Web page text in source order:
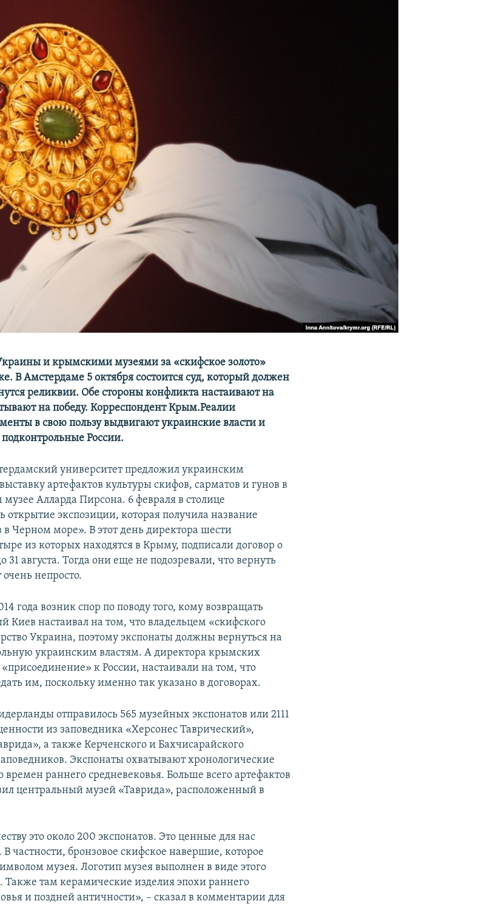
и крымскими музеями за «скифское золото»
В Амстердаме 5 октября состоится суд, который должен
реликвии. Обе стороны конфликта настаивают на
на победу. Корреспондент Крым.Реалии
в свою пользу выдвигают украинские власти и
России.
университет предложил украинским
артефактов культуры скифов, сарматов и гунов в
Алларда Пирсона. 6 февраля в столице
открытие экспозиции, которая получила название
в Черном море». В этот день директора шести
из которых находятся в Крыму, подписали договор о
31 августа. Тогда они еще не подозревали, что вернуть
непросто.
года возник спор по поводу того, кому возвращать
настаивал на том, что владельцем «скифского
Украина, поэтому экспонаты должны вернуться на
украинским властям. А директора крымских
к России, настаивали на том, что
им, поскольку именно так указано в договорах.
отправилось 565 музейных экспонатов или 2111
из заповедника «Херсонес Таврический»,
а также Керченского и Бахчисарайского
Экспонаты охватывают хронологические
раннего средневековья. Больше всего артефактов
центральный музей «Таврида», расположенный в
это около 200 экспонатов. Это ценные для нас
частности, бронзовое скифское навершие, которое
музея. Логотип музея выполнен в виде этого
Также там керамические изделия эпохи раннего
и поздней античности», – сказал в комментарии для